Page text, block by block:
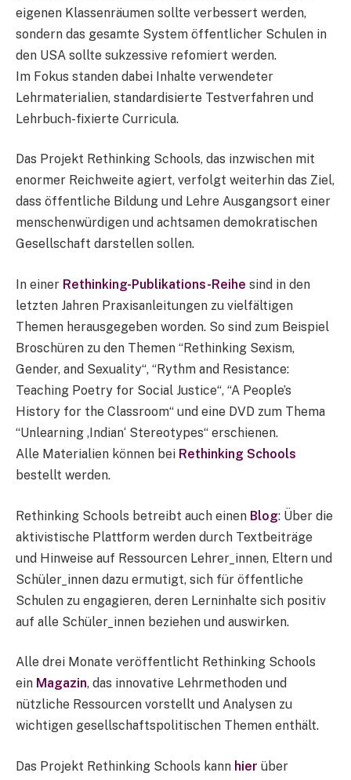
eigenen Klassenräumen sollte verbessert werden,
sondern das gesamte System öffentlicher Schulen in
den USA sollte sukzessive refomiert werden.
Im Fokus standen dabei Inhalte verwendeter
Lehrmaterialien, standardisierte Testverfahren und
Lehrbuch-fixierte Curricula.
Das Projekt Rethinking Schools, das inzwischen mit
enormer Reichweite agiert, verfolgt weiterhin das Ziel,
dass öffentliche Bildung und Lehre Ausgangsort einer
menschenwürdigen und achtsamen demokratischen
Gesellschaft darstellen sollen.
In einer Rethinking-Publikations-Reihe sind in den
letzten Jahren Praxisanleitungen zu vielfältigen
Themen herausgegeben worden. So sind zum Beispiel
Broschüren zu den Themen “Rethinking Sexism,
Gender, and Sexuality“, “Rythm and Resistance:
Teaching Poetry for Social Justice“, “A People’s
History for the Classroom“ und eine DVD zum Thema
“Unlearning ‚Indian‘ Stereotypes“ erschienen.
Alle Materialien können bei Rethinking Schools
bestellt werden.
Rethinking Schools betreibt auch einen Blog: Über die
aktivistische Plattform werden durch Textbeiträge
und Hinweise auf Ressourcen Lehrer_innen, Eltern und
Schüler_innen dazu ermutigt, sich für öffentliche
Schulen zu engagieren, deren Lerninhalte sich positiv
auf alle Schüler_innen beziehen und auswirken.
Alle drei Monate veröffentlicht Rethinking Schools
ein Magazin, das innovative Lehrmethoden und
nützliche Ressourcen vorstellt und Analysen zu
wichtigen gesellschaftspolitischen Themen enthält.
Das Projekt Rethinking Schools kann hier über